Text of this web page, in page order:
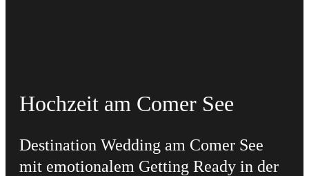
Hochzeit am Comer See
Destination Wedding am Comer See
mit emotionalem Getting Ready in der